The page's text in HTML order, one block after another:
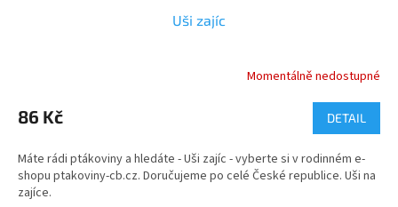
Uši zajíc
produktu
je
z
5
hvězdiček.
Momentálně nedostupné
86 Kč DETAIL
Máte rádi ptákoviny a hledáte - Uši zajíc - vyberte si v rodinném e-
shopu ptakoviny-cb.cz. Doručujeme po celé České republice. Uši na
zajíce.